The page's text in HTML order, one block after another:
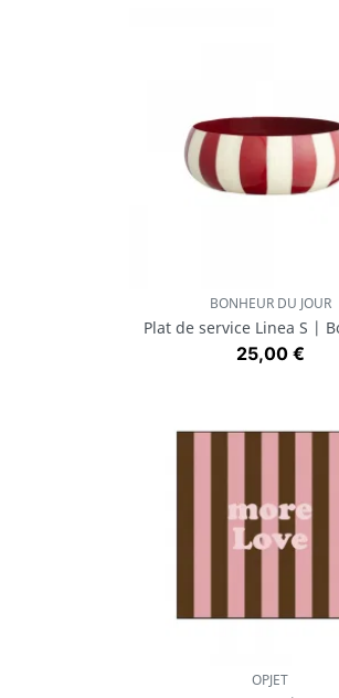
Aperçu rapide
BONHEUR DU JOUR
Plat de service Linea S |
Prix
25,00 €
Aperçu rapide
OPJET